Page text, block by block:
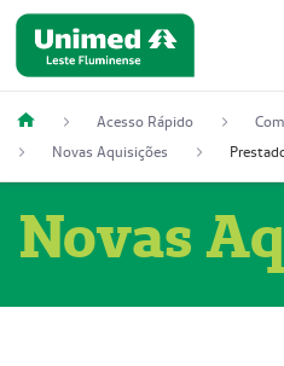
Acesso Rápido
Novas Aquisições
Novas